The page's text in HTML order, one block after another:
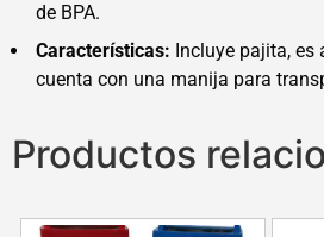
de BPA.
Características: Incluye pajita,
cuenta con una manija para
Productos